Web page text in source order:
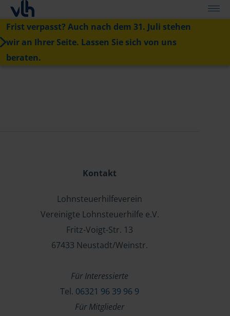
Frist verpasst? Auch nach dem 31. Juli stehen
wir an Ihrer Seite. Lassen Sie sich von uns
beraten.
Kontakt
Lohnsteuerhilfeverein
Vereinigte Lohnsteuerhilfe e.V.
Fritz-Voigt-Str. 13
67433 Neustadt/Weinstr.
Für Interessierte
Tel. 06321 96 39 96 9
Für Mitglieder